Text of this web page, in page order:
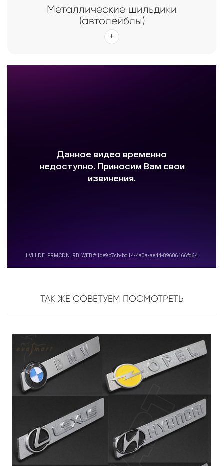
Металлические шильдики
(автолейблы)
ТАК ЖЕ СОВЕТУЕМ ПОСМОТРЕТЬ